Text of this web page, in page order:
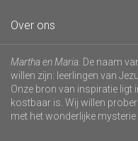
Over ons
Martha en Maria . De naam
willen zijn: leerlingen van
Onze bron van inspiratie ligt
kostbaar is. Wij willen
met het wonderlijke